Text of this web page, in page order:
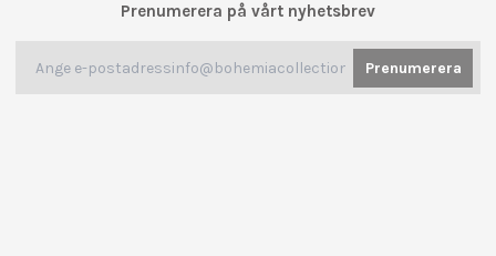
Prenumerera på vårt nyhetsbrev
Prenumerera